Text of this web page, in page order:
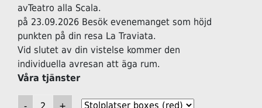
avTeatro alla Scala.
på 23.09.2026 Besök evenemanget som höjd
punkten på din resa La Traviata.
Vid slutet av din vistelse kommer den
individuella avresan att äga rum.
Våra tjänster